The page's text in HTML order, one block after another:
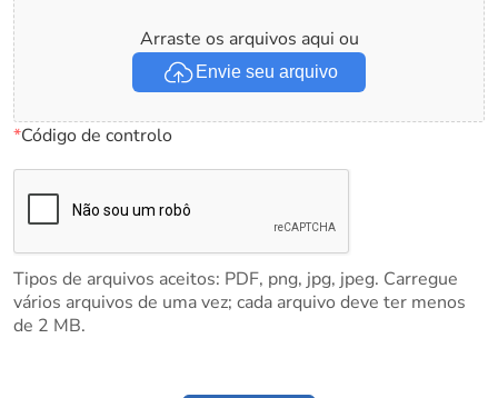
Arraste os arquivos aqui ou
Envie seu arquivo
*Código de controlo
Tipos de arquivos aceitos: PDF, png, jpg, jpeg. Carregue
vários arquivos de uma vez; cada arquivo deve ter menos
de 2 MB.